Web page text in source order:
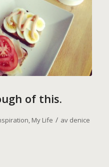
of this.
, My Life / av denice